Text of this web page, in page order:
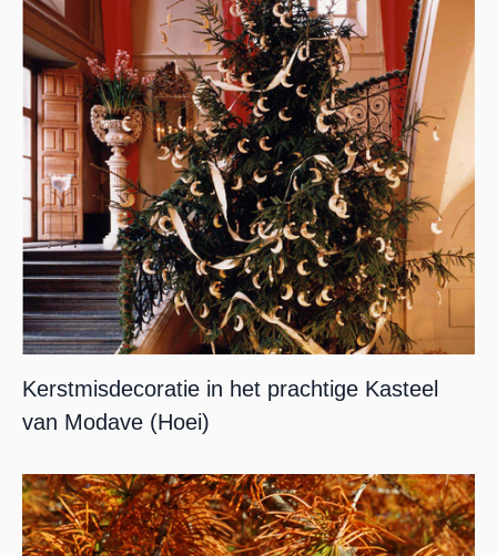
Kerstmisdecoratie in het prachtige Kasteel
van Modave (Hoei)